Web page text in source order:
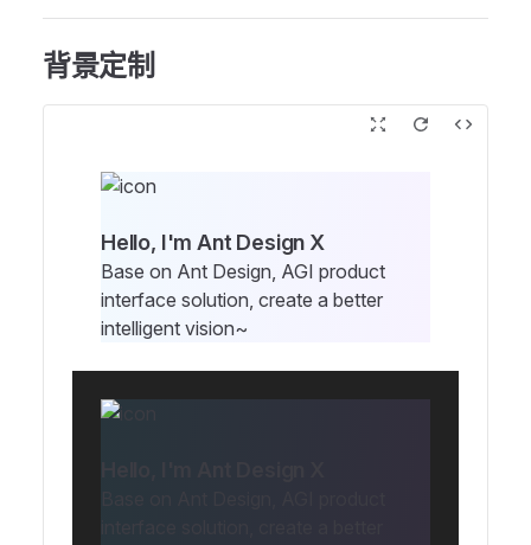
背景定制
Hello, I'm Ant Design X
Base on Ant Design, AGI product
interface solution, create a better
intelligent vision~